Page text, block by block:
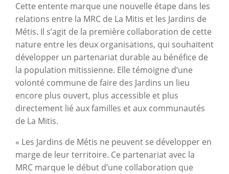
Cette entente marque une nouvelle étape dans les
relations entre la MRC de La Mitis et les Jardins de
Métis. Il s’agit de la première collaboration de cette
nature entre les deux organisations, qui souhaitent
développer un partenariat durable au bénéfice de
la population mitissienne. Elle témoigne d’une
volonté commune de faire des Jardins un lieu
encore plus ouvert, plus accessible et plus
directement lié aux familles et aux communautés
de La Mitis.
« Les Jardins de Métis ne peuvent se développer en
marge de leur territoire. Ce partenariat avec la
MRC marque le début d’une collaboration que